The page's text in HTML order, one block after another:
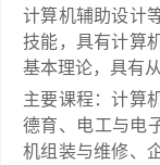
计算机辅助设计
技能，具有计算
基本理论，具有
主要课程：计算
德育、电工与电
机组装与维修、